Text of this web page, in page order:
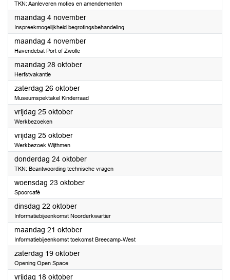
TKN: Aanleveren moties en amendementen
maandag 4 november2024
Inspreekmogelijkheid begrotingsbehandeling
maandag 4 november2024
Havendebat Port of Zwolle
maandag 28 oktober2024
Herfstvakantie
zaterdag 26 oktober2024
Museumspektakel Kinderraad
vrijdag 25 oktober2024
Werkbezoeken
vrijdag 25 oktober2024
Werkbezoek Wijthmen
donderdag 24 oktober2024
TKN: Beantwoording technische vragen
woensdag 23 oktober2024
Spoorcafé
dinsdag 22 oktober2024
Informatiebijeenkomst Noorderkwartier
maandag 21 oktober2024
Informatiebijeenkomst toekomst Breecamp-West
zaterdag 19 oktober2024
Opening Open Space
vrijdag 18 oktober2024